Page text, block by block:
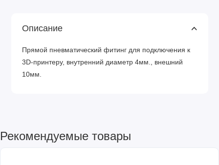
Описание
Прямой пневматический фитинг для подключения к
3D-принтеру, внутренний диаметр 4мм., внешний
10мм.
Рекомендуемые товары